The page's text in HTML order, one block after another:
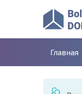
Главная